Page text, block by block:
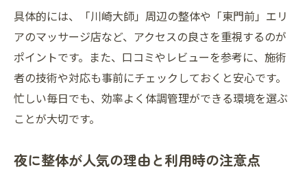
具体的には、「川崎大師」周辺の整体や「東門前」エリ
アのマッサージ店など、アクセスの良さを重視するのが
ポイントです。また、口コミやレビューを参考に、施術
者の技術や対応も事前にチェックしておくと安心です。
忙しい毎日でも、効率よく体調管理ができる環境を選ぶ
ことが大切です。
夜に整体が人気の理由と利用時の注意点